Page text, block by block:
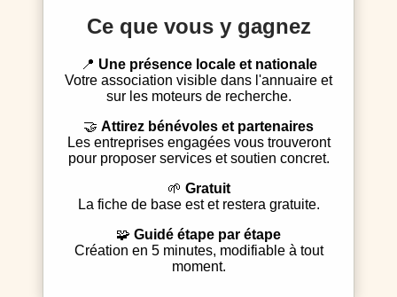
Ce que vous y gagnez
Une présence locale et nationale
Votre association visible dans l'annuaire et
sur les moteurs de recherche.
Attirez bénévoles et partenaires
Les entreprises engagées vous trouveront
pour proposer services et soutien concret.
Gratuit
La fiche de base est et restera gratuite.
Guidé étape par étape
Création en 5 minutes, modifiable à tout
moment.